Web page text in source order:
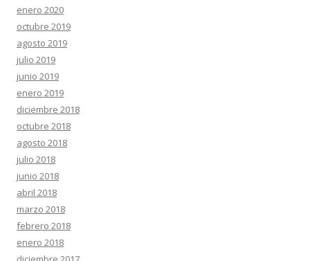
enero 2020
octubre 2019
agosto 2019
julio 2019
junio 2019
enero 2019
diciembre 2018
octubre 2018
agosto 2018
julio 2018
junio 2018
abril 2018
marzo 2018
febrero 2018
enero 2018